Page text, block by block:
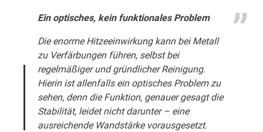
Ein optisches, kein funktionales Problem
Die enorme Hitzeeinwirkung kann bei Metall
zu Verfärbungen führen, selbst bei
regelmäßiger und gründlicher Reinigung.
Hierin ist allenfalls ein optisches Problem zu
sehen, denn die Funktion, genauer gesagt die
Stabilität, leidet nicht darunter – eine
ausreichende Wandstärke vorausgesetzt.